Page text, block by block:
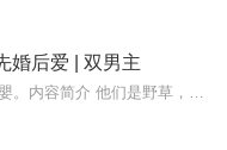
婚后爱 | 双男主